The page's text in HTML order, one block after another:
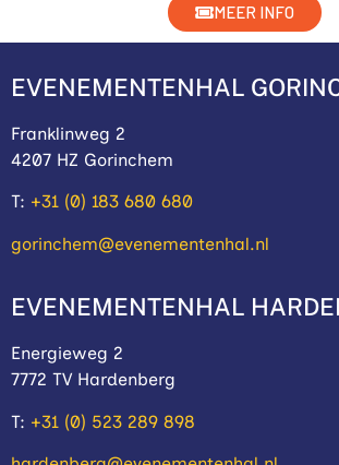
MEER INFO
EVENEMENTENHAL
Franklinweg 2
4207 HZ Gorinchem
T: +31 (0) 183 680 680
gorinchem@evenementenhal.nl
EVENEMENTENHAL
Energieweg 2
7772 TV Hardenberg
T: +31 (0) 523 289 898